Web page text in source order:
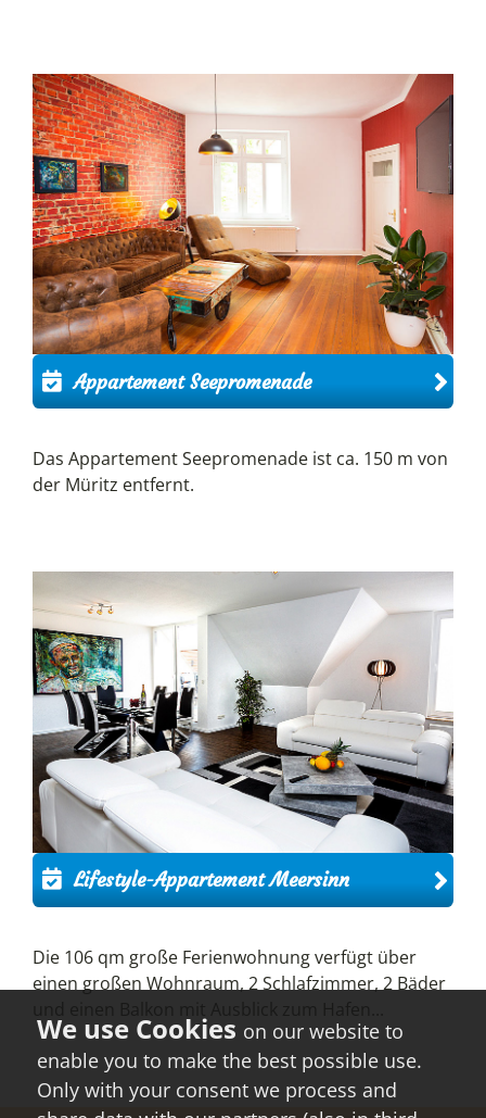
Appartement Seepromenade
Das Appartement Seepromenade ist ca. 150 m von
der Müritz entfernt.
Lifestyle-Appartement Meersinn
Die 106 qm große Ferienwohnung verfügt über
einen großen Wohnraum, 2 Schlafzimmer, 2 Bäder
on our website to
enable you to make the best possible use.
Only with your consent we process and